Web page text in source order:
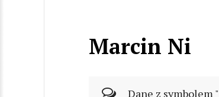
Marcin Ni
Dane z symbolem